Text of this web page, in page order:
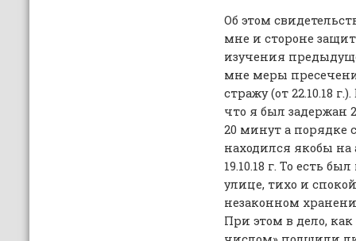
Об этом
мне и стороне
изучения
мне меры
стражу (от 22.10.18
что я был задержан
20 минут а порядке
находился якобы
19.10.18 г. То есть
улице, тихо и
незаконном
При этом в дело,